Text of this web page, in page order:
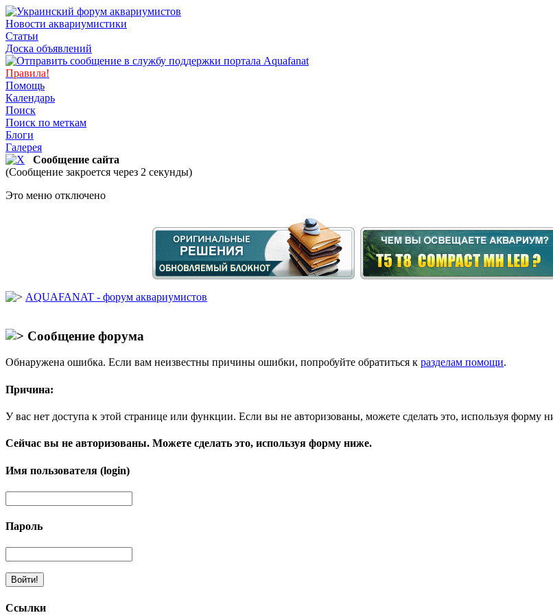
Новости аквариумистики
Статьи
Доска объявлений
Правила!
Помощь
Календарь
Поиск
Поиск по меткам
Блоги
Галерея
Сообщение сайта
(Сообщение закроется через 2 секунды)
Это меню отключено
AQUAFANAT - форум аквариумистов
Сообщение форума
Обнаружена ошибка. Если вам неизвестны причины ошибки, попробуйте обратиться к разделам помощи.
Причина:
У вас нет доступа к этой странице или функции. Если вы не авторизованы, можете сделать это, используя форму
Сейчас вы не авторизованы. Можете сделать это, используя форму ниже.
Имя пользователя (login)
Пароль
Ссылки